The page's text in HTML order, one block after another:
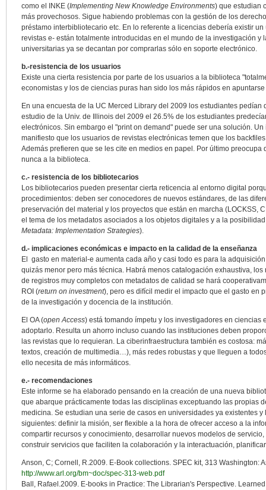
como el INKE (Implementing New Knowledge Environments) que estudian
más provechosos. Sigue habiendo problemas con la gestión de los
préstamo interbibliotecario etc. En lo referente a licencias debería existir
revistas e- están totalmente introducidas en el mundo de la investigación y
universitarias ya se decantan por comprarlas sólo en soporte electrónico.
b.-resistencia de los usuarios
Existe una cierta resistencia por parte de los usuarios a la biblioteca
economistas y los de ciencias puras han sido los más rápidos en
En una encuesta de la UC Merced Library del 2009 los estudiantes
estudio de la Univ. de Illinois del 2009 el 26.5% de los estudiantes
electrónicos. Sin embargo el "print on demand" puede ser una solución.
manifiesto que los usuarios de revistas electrónicas temen que los
Además prefieren que se les cite en medios en papel. Por último
nunca a la biblioteca.
c.- resistencia de los bibliotecarios
Los bibliotecarios pueden presentar cierta reticencia al entorno digital
procedimientos: deben ser conocedores de nuevos estándares, de las
preservación del material y los proyectos que están en marcha (LOCKSS,
el tema de los metadatos asociados a los objetos digitales y a la
Metadata: Implementation Strategies).
d.- implicaciones económicas e impacto en la calidad de la enseñanza
El gasto en material-e aumenta cada año y casi todo es para la
quizás menor pero más técnica. Habrá menos catalogación exhaustiva,
de registros muy completos con metadatos de calidad se hará
ROI (return on investment), pero es difícil medir el impacto que el gasto en
de la investigación y docencia de la institución.
El OA (open Access) está tomando ímpetu y los investigadores en
adoptarlo. Resulta un ahorro incluso cuando las instituciones deben
las revistas que lo requieran. La ciberinfraestructura también es costosa:
textos, creación de multimedia…), más redes robustas y que lleguen a
ello necesita de más informáticos.
e.- recomendaciones
Este informe se ha elaborado pensando en la creación de una nueva
que abarque prácticamente todas las disciplinas exceptuando las propias
medicina. Se estudian una serie de casos en universidades ya existentes
siguientes: definir la misión, ser flexible a la hora de ofrecer acceso a la
compartir recursos y conocimiento, desarrollar nuevos modelos de
construir servicios que faciliten la colaboración y la interactuación,
Anson, C; Cornell, R.2009. E-Book collections. SPEC kit, 313 Washington:
http://www.arl.org/bm~doc/spec-313-web.pdf
Ball, Rafael.2009. E-books in Practice: The Librarian's Perspective.